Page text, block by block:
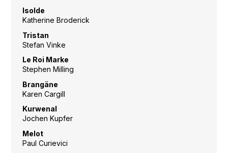
Isolde
Katherine Broderick
Tristan
Stefan Vinke
Le Roi Marke
Stephen Milling
Brangäne
Karen Cargill
Kurwenal
Jochen Kupfer
Melot
Paul Curievici